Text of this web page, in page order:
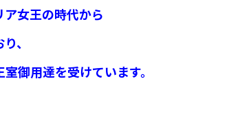
女王の時代から
、
御用達を受けています。